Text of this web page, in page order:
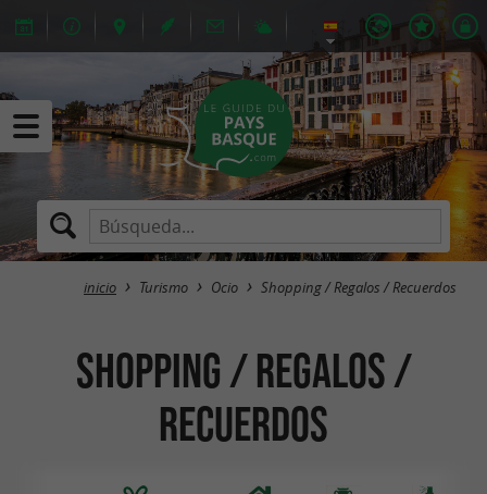
inicio Turismo Ocio Shopping / Regalos / Recuerdos
Shopping / Regalos /
Recuerdos